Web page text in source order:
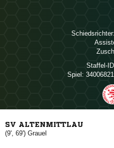
Schiedsrichter:
Staffel-
Spiel:
SV ALTENMITTLAU
(9', 69') 